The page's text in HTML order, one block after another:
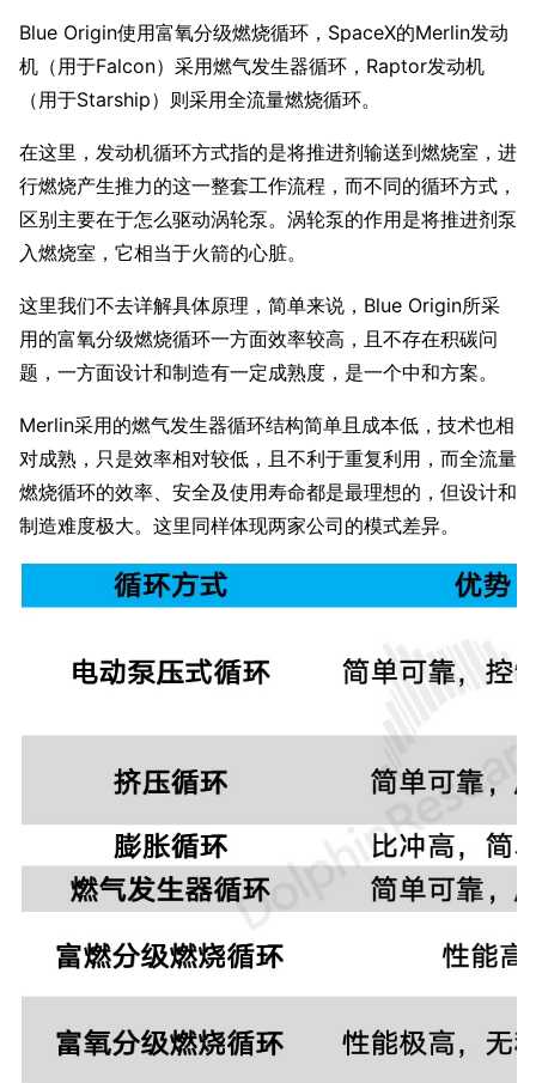
Blue Origin使用富氧分级燃烧循环，SpaceX的Merlin发动
机（用于Falcon）采用燃气发生器循环，Raptor发动机
（用于Starship）则采用全流量燃烧循环。
在这里，发动机循环方式指的是将推进剂输送到燃烧室，进
行燃烧产生推力的这一整套工作流程，而不同的循环方式，
区别主要在于怎么驱动涡轮泵。涡轮泵的作用是将推进剂泵
入燃烧室，它相当于火箭的心脏。
这里我们不去详解具体原理，简单来说，Blue Origin所采
用的富氧分级燃烧循环一方面效率较高，且不存在积碳问
题，一方面设计和制造有一定成熟度，是一个中和方案。
Merlin采用的燃气发生器循环结构简单且成本低，技术也相
对成熟，只是效率相对较低，且不利于重复利用，而全流量
燃烧循环的效率、安全及使用寿命都是最理想的，但设计和
制造难度极大。这里同样体现两家公司的模式差异。